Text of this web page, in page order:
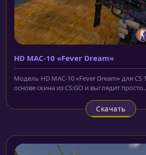
HD MAC-10 «Fever Dream»
Модель HD MAC-10 «Fever Dream» для CS
основе скина из CS:GO и выглядит
Скачать